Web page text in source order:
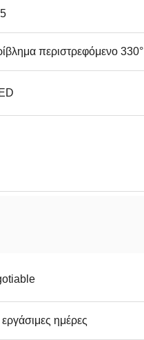
περιστρεφόμενο 330°
ημέρες